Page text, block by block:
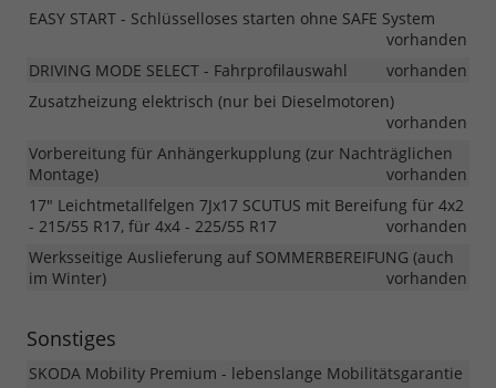
EASY START - Schlüsselloses starten ohne SAFE System
vorhanden
DRIVING MODE SELECT - Fahrprofilauswahl
vorhanden
Zusatzheizung elektrisch (nur bei Dieselmotoren)
vorhanden
Vorbereitung für Anhängerkupplung (zur Nachträglichen
Montage)
vorhanden
17" Leichtmetallfelgen 7Jx17 SCUTUS mit Bereifung für 4x2
- 215/55 R17, für 4x4 - 225/55 R17
vorhanden
Werksseitige Auslieferung auf SOMMERBEREIFUNG (auch
im Winter)
vorhanden
Sonstiges
SKODA Mobility Premium - lebenslange Mobilitätsgarantie